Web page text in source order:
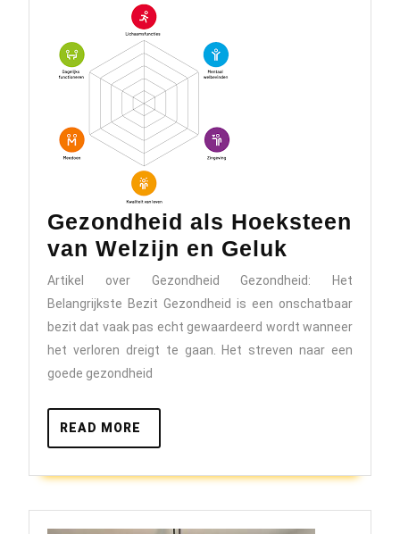
Gezondheid als Hoeksteen
van Welzijn en Geluk
als
van
Welzijn
Artikel over Gezondheid Gezondheid: Het
Belangrijkste Bezit Gezondheid is een onschatbaar
bezit dat vaak pas echt gewaardeerd wordt wanneer
het verloren dreigt te gaan. Het streven naar een
goede gezondheid
READ MORE
MORE